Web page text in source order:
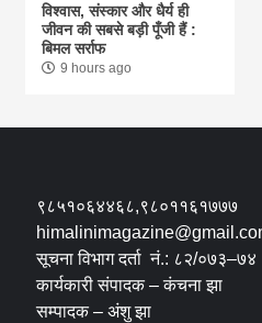
विश्वास, संस्कार और धैर्य ही
जीवन की सबसे बड़ी पूँजी हैं :
बिमल सर्राफ
9 hours ago
९८५१०६४४६८,९८०११६१७७७
सूचना विभाग दर्ता नं.: ८२/०७३–७४
कार्यकारी संपादक – कंचना झा
सम्पादक – अंशु झा